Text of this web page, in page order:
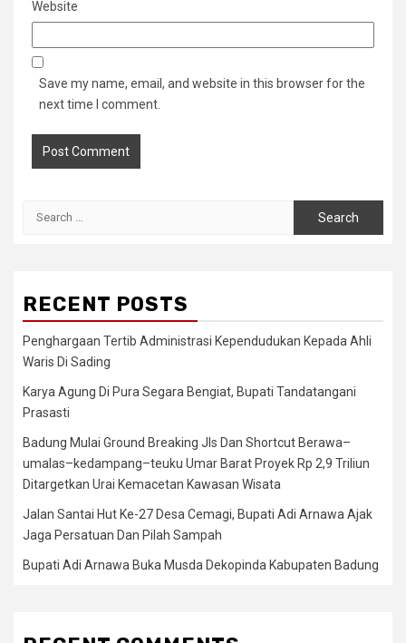
Website
Save my name, email, and website in this browser for the
next time I comment.
RECENT POSTS
Penghargaan Tertib Administrasi Kependudukan Kepada Ahli
Waris Di Sading
Karya Agung Di Pura Segara Bengiat, Bupati Tandatangani
Prasasti
Badung Mulai Ground Breaking Jls Dan Shortcut Berawa–
umalas–kedampang–teuku Umar Barat Proyek Rp 2,9 Triliun
Ditargetkan Urai Kemacetan Kawasan Wisata
Jalan Santai Hut Ke-27 Desa Cemagi, Bupati Adi Arnawa Ajak
Jaga Persatuan Dan Pilah Sampah
Bupati Adi Arnawa Buka Musda Dekopinda Kabupaten Badung